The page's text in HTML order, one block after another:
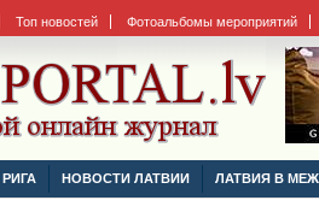
Топ новостей Фотоальбомы мероприятий
НОВОСТИ ЛАТВИИ ЛАТВИЯ В